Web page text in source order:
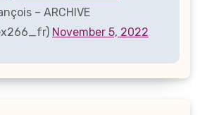
– ARCHIVE
November 5, 2022